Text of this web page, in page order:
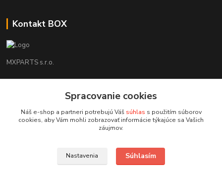
Kontakt BOX
MXPARTS s.r.o.
+421948260186
motokrossk@gmail.com
Spracovanie cookies
Náš e-shop a partneri potrebujú Váš súhlas s použitím súborov
cookies, aby Vám mohli zobrazovať informácie týkajúce sa Vašich
záujmov.
Nastavenia Súhlasím